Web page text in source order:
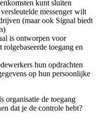
kunt sluiten
messenger wilt
(maar ook Signal biedt
is ontworpen voor
toegang en
hun opdrachten
op hun persoonlijke
organisatie de toegang
dat je de controle hebt?